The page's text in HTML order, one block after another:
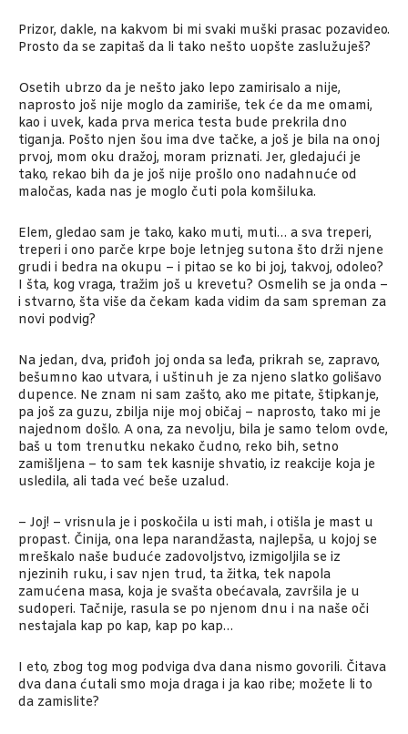
Prizor, dakle, na kakvom bi mi svaki muški prasac pozavideo.
Prosto da se zapitaš da li tako nešto uopšte zaslužuješ?
Osetih ubrzo da je nešto jako lepo zamirisalo a nije,
naprosto još nije moglo da zamiriše, tek će da me omami,
kao i uvek, kada prva merica testa bude prekrila dno
tiganja. Pošto njen šou ima dve tačke, a još je bila na onoj
prvoj, mom oku dražoj, moram priznati. Jer, gledajući je
tako, rekao bih da je još nije prošlo ono nadahnuće od
maločas, kada nas je moglo čuti pola komšiluka.
Elem, gledao sam je tako, kako muti, muti… a sva treperi,
treperi i ono parče krpe boje letnjeg sutona što drži njene
grudi i bedra na okupu – i pitao se ko bi joj, takvoj, odoleo?
I šta, kog vraga, tražim još u krevetu? Osmelih se ja onda –
i stvarno, šta više da čekam kada vidim da sam spreman za
novi podvig?
Na jedan, dva, priđoh joj onda sa leđa, prikrah se, zapravo,
bešumno kao utvara, i uštinuh je za njeno slatko golišavo
dupence. Ne znam ni sam zašto, ako me pitate, štipkanje,
pa još za guzu, zbilja nije moj običaj – naprosto, tako mi je
najednom došlo. A ona, za nevolju, bila je samo telom ovde,
baš u tom trenutku nekako čudno, reko bih, setno
zamišljena – to sam tek kasnije shvatio, iz reakcije koja je
usledila, ali tada već beše uzalud.
– Joj! – vrisnula je i poskočila u isti mah, i otišla je mast u
propast. Činija, ona lepa narandžasta, najlepša, u kojoj se
mreškalo naše buduće zadovoljstvo, izmigoljila se iz
njezinih ruku, i sav njen trud, ta žitka, tek napola
zamućena masa, koja je svašta obećavala, završila je u
sudoperi. Tačnije, rasula se po njenom dnu i na naše oči
nestajala kap po kap, kap po kap…
I eto, zbog tog mog podviga dva dana nismo govorili. Čitava
dva dana ćutali smo moja draga i ja kao ribe; možete li to
da zamislite?